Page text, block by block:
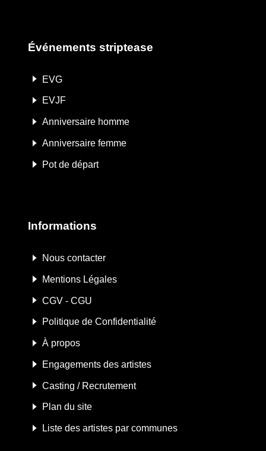
Événements striptease
EVG
EVJF
Anniversaire homme
Anniversaire femme
Pot de départ
Informations
Nous contacter
Mentions Légales
CGV - CGU
Politique de Confidentialité
À propos
Engagements des artistes
Casting / Recrutement
Plan du site
Liste des artistes par communes